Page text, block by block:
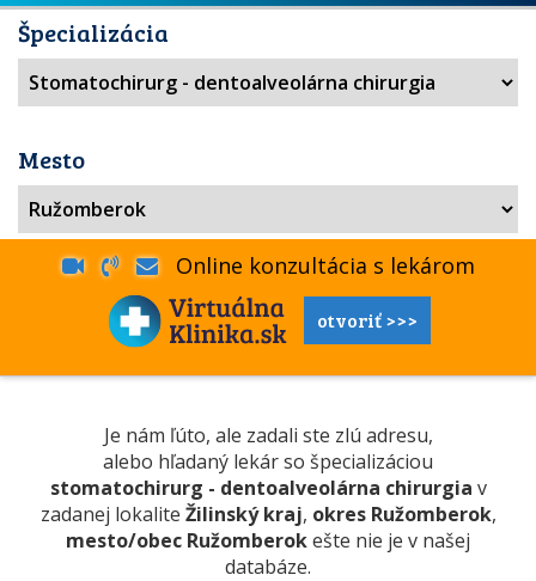
Špecializácia
Mesto
Online konzultácia s lekárom
otvoriť >>>
Je nám ľúto, ale zadali ste zlú adresu,
alebo hľadaný lekár so špecializáciou
stomatochirurg - dentoalveolárna chirurgia v
zadanej lokalite Žilinský kraj, okres Ružomberok,
mesto/obec Ružomberokešte nie je v našej
databáze.